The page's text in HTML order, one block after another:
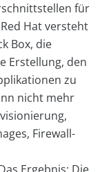
für
Hat versteht
Box, die
Erstellung, den
zu
nicht mehr
Firewall-